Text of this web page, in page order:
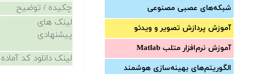
شبکه‌های عصبی مصنوعی
آموزش‌ پردازش تصویر و ویدئو
آموزش‌ نرم‌افزار متلب Matlab
الگوریتم‌های بهینه‌سازی هوشمند
چکیده / توضیح
لینک های
پیشنهادی
لینک دانلود کد آماده